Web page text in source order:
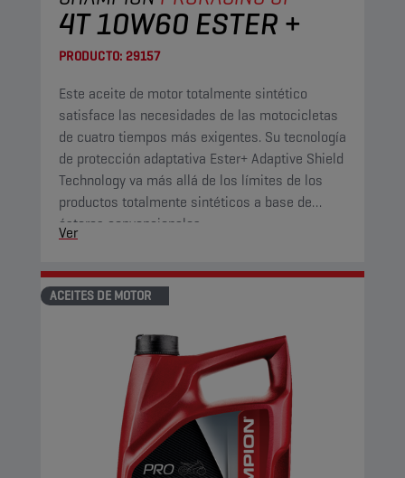
4T 10W60 ESTER +
PRODUCTO: 29157
Este aceite de motor totalmente sintético
satisface las necesidades de las motocicletas
de cuatro tiempos más exigentes. Su tecnología
de protección adaptativa Ester+ Adaptive Shield
Technology va más allá de los límites de los
productos totalmente sintéticos a base de
ésteres convencionales.
Ver
ACEITES DE MOTOR